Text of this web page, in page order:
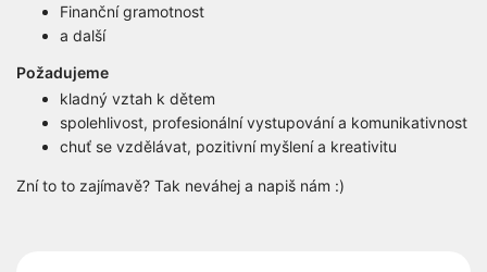
Finanční gramotnost
a další
Požadujeme
kladný vztah k dětem
spolehlivost, profesionální vystupování a komunikativnost
chuť se vzdělávat, pozitivní myšlení a kreativitu
Zní to to zajímavě? Tak neváhej a napiš nám :)